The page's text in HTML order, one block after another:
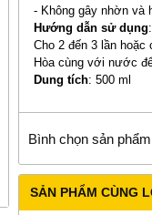
- Không gây nhờn và
Hướng dẫn sử dụng:
Cho 2 đến 3 lần
Hòa cùng với nước
Dung tích: 500 ml
Bình chọn sản
SẢN PHẨM CÙNG